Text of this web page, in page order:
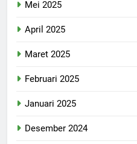
Mei 2025
April 2025
Maret 2025
Februari 2025
Januari 2025
Desember 2024